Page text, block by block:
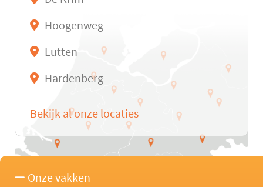
Hoogenweg
Lutten
Hardenberg
Bekijk al onze locaties
Onze vakken